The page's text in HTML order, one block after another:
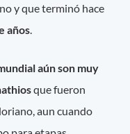
y que terminó hace
años
aún son muy
que fueron
aun cuando